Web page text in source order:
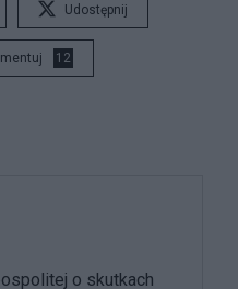
Udostępnij
12
o skutkach